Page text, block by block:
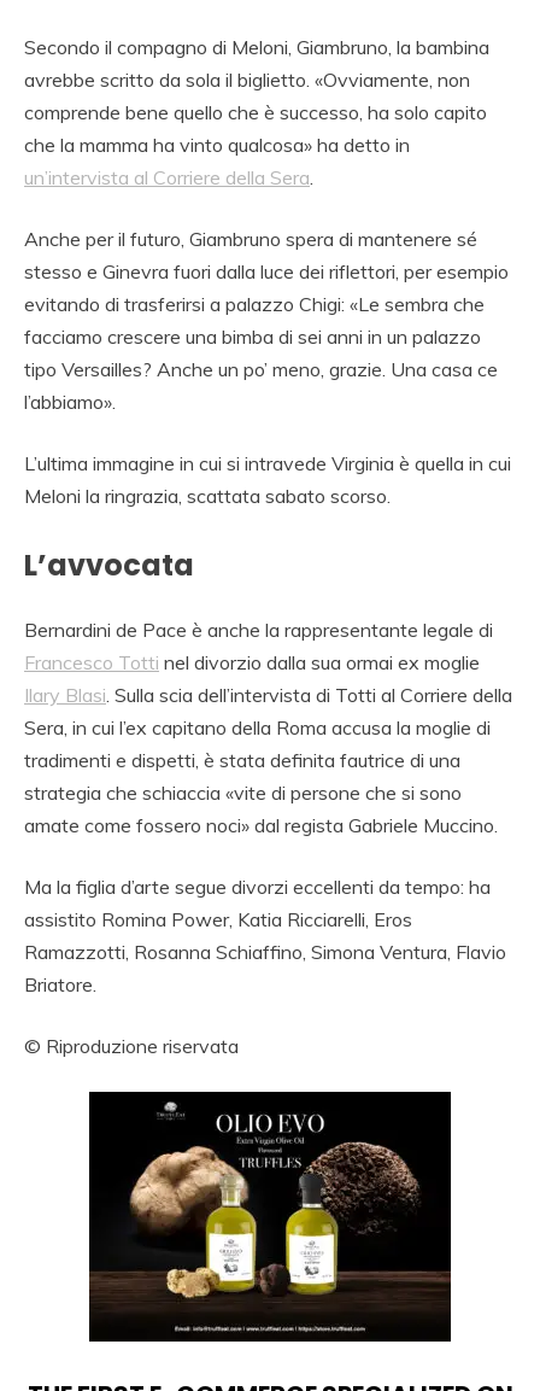
Secondo il compagno di Meloni, Giambruno, la bambina
avrebbe scritto da sola il biglietto. «Ovviamente, non
comprende bene quello che è successo, ha solo capito
che la mamma ha vinto qualcosa» ha detto in
un’intervista al Corriere della Sera.
Anche per il futuro, Giambruno spera di mantenere sé
stesso e Ginevra fuori dalla luce dei riflettori, per esempio
evitando di trasferirsi a palazzo Chigi: «Le sembra che
facciamo crescere una bimba di sei anni in un palazzo
tipo Versailles? Anche un po’ meno, grazie. Una casa ce
l’abbiamo».
L’ultima immagine in cui si intravede Virginia è quella in cui
Meloni la ringrazia, scattata sabato scorso.
L’avvocata
Bernardini de Pace è anche la rappresentante legale di
Francesco Totti nel divorzio dalla sua ormai ex moglie
Ilary Blasi. Sulla scia dell’intervista di Totti al Corriere della
Sera, in cui l’ex capitano della Roma accusa la moglie di
tradimenti e dispetti, è stata definita fautrice di una
strategia che schiaccia «vite di persone che si sono
amate come fossero noci» dal regista Gabriele Muccino.
Ma la figlia d’arte segue divorzi eccellenti da tempo: ha
assistito Romina Power, Katia Ricciarelli, Eros
Ramazzotti, Rosanna Schiaffino, Simona Ventura, Flavio
Briatore.
© Riproduzione riservata